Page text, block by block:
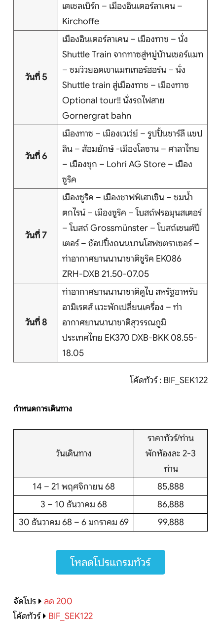
เตเชลเบิร์ก – เมืองอินเตอร์ลาเคน –
Kirchoffe
วันที่ 5
เมืองอินเตอร์ลาเคน – เมืองทาซ – นั่ง
Shuttle Train จากทาซสู่หมู่บ้านเซอร์แมท
– ชมวิวยอดเขาแมทเทอร์ฮอร์น – นั่ง
Shuttle train สู่เมืองทาช – เมืองทาซ
Optional tour!! นั่งรถไฟสาย
Gornergrat bahn
วันที่ 6
เมืองทาซ – เมืองเวเว่ย์ – รูปปั้นชาร์ลี แชป
ลิน – ส้อมยักษ์ -เมืองโลซาน – ศาลาไทย
– เมืองซุก – Lohri AG Store – เมือง
ซูริค
วันที่ 7
เมืองซูริค – เมืองชาฟฟ์เฮาเซิน – ชมน้ำ
ตกไรน์ – เมืองซูริค – โบสถ์ฟรอมุนสเตอร์
– โบสถ์ Grossmünster – โบสถ์เซนต์ปี
เตอร์ – ช้อปปิ้งถนนบานโฮฟซตราเซอร์ –
ท่าอากาศยานนานาชาติซูริค EK086
ZRH-DXB 21.50-07.05
วันที่ 8
ท่าอากาศยานนานาชาติดูไบ สหรัฐอาหรับ
อามิเรตส์ แวะพักเปลี่ยนเครื่อง – ท่า
อากาศยานนานาชาติสุวรรณภูมิ
ประเทศไทย EK370 DXB-BKK 08.55-
18.05
โค้ดทัวร์ : BIF_SEK122
กำหนดการเดินทาง
วันเดินทาง
ราคาทัวร์/ท่าน
พักห้องละ 2-3
ท่าน
14 – 21 พฤศจิกายน 68
85,888
3 – 10 ธันวาคม 68
86,888
30 ธันวาคม 68 – 6 มกราคม 69
99,888
โหลดโปรแกรมทัวร์
จัดโปร
ลด 200
โค้ดทัวร์
BIF_SEK122